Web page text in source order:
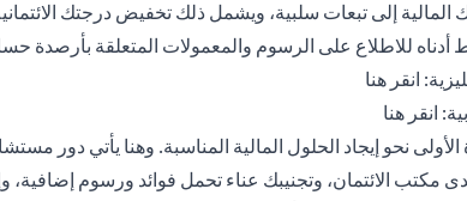
المالية إلى تبعات سلبية، ويشمل ذلك تخفيض درجتك
أدناه للاطلاع على الرسوم والمعمولات المتعلقة بأرصدة
انقر هنا
انقر هنا
الأولى نحو إيجاد الحلول المالية المناسبة. وهنا يأتي
مكتب الائتمان، وتجنيبك عناء تحمل فوائد ورسوم